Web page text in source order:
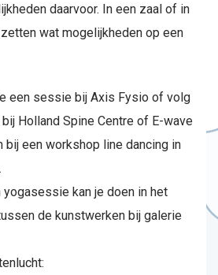
daarvoor. In een zaal of in
wat mogelijkheden op een
een sessie bij Axis Fysio of volg
Holland Spine Centre of E-wave
bij een workshop line dancing in
yogasessie kan je doen in het
de kunstwerken bij galerie